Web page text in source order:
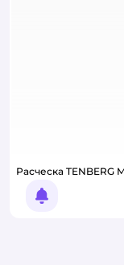
Расческа TENBERG
Уведомить о